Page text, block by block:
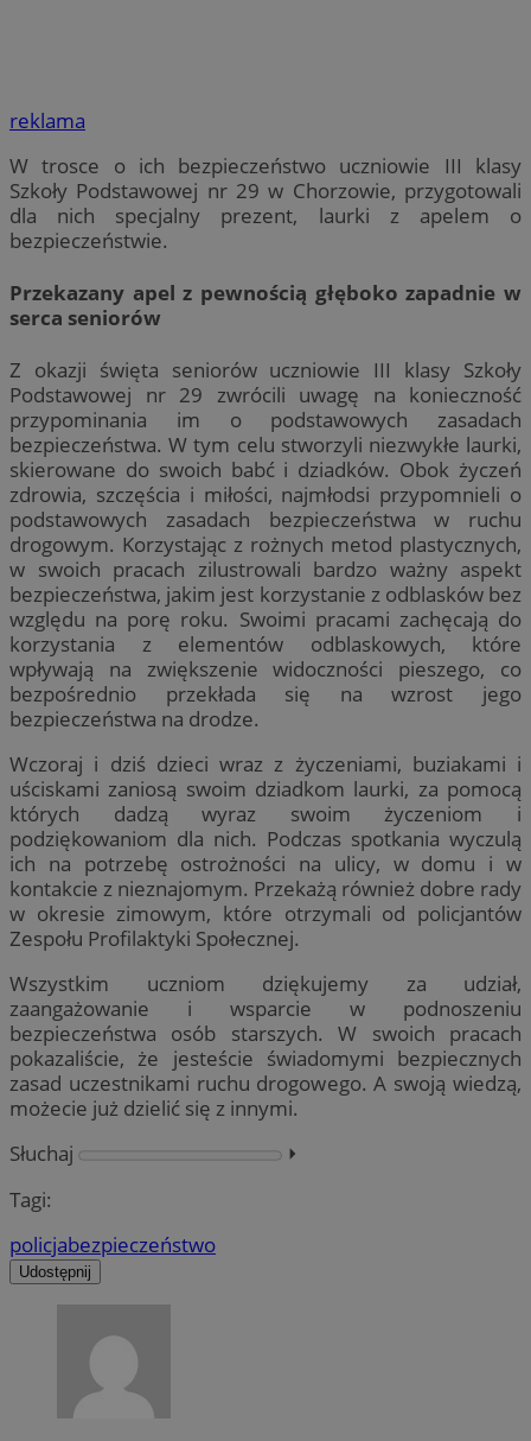
reklama
W trosce o ich bezpieczeństwo uczniowie III klasy
Szkoły Podstawowej nr 29 w Chorzowie, przygotowali
dla nich specjalny prezent, laurki z apelem o
bezpieczeństwie.
Przekazany apel z pewnością głęboko zapadnie w
serca seniorów
Z okazji święta seniorów uczniowie III klasy Szkoły
Podstawowej nr 29 zwrócili uwagę na konieczność
przypominania im o podstawowych zasadach
bezpieczeństwa. W tym celu stworzyli niezwykłe laurki,
skierowane do swoich babć i dziadków. Obok życzeń
zdrowia, szczęścia i miłości, najmłodsi przypomnieli o
podstawowych zasadach bezpieczeństwa w ruchu
drogowym. Korzystając z rożnych metod plastycznych,
w swoich pracach zilustrowali bardzo ważny aspekt
bezpieczeństwa, jakim jest korzystanie z odblasków bez
względu na porę roku. Swoimi pracami zachęcają do
korzystania z elementów odblaskowych, które
wpływają na zwiększenie widoczności pieszego, co
bezpośrednio przekłada się na wzrost jego
bezpieczeństwa na drodze.
Wczoraj i dziś dzieci wraz z życzeniami, buziakami i
uściskami zaniosą swoim dziadkom laurki, za pomocą
których dadzą wyraz swoim życzeniom i
podziękowaniom dla nich. Podczas spotkania wyczulą
ich na potrzebę ostrożności na ulicy, w domu i w
kontakcie z nieznajomym. Przekażą również dobre rady
w okresie zimowym, które otrzymali od policjantów
Zespołu Profilaktyki Społecznej.
Wszystkim uczniom dziękujemy za udział,
zaangażowanie i wsparcie w podnoszeniu
bezpieczeństwa osób starszych. W swoich pracach
pokazaliście, że jesteście świadomymi bezpiecznych
zasad uczestnikami ruchu drogowego. A swoją wiedzą,
możecie już dzielić się z innymi.
Słuchaj
⏵︎
Tagi:
policjabezpieczeństwo
Udostępnij